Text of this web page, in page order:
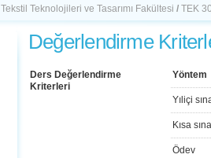
Tekstil Teknolojileri ve Tasarımı Fakültesi / TEK
Değerlendirme
Ders Değerlendirme
Kriterleri
Yöntem
Yıliçi
Kısa
Ödev